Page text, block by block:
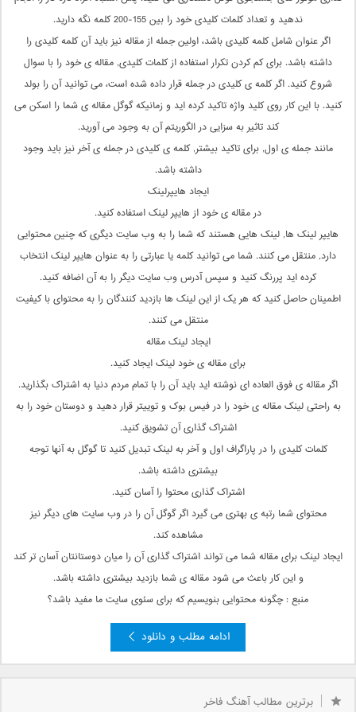
ندهید و تعداد کلمات کلیدی خود را بین 155-200 کلمه نگه دارید.
اگر عنوان شامل کلمه کلیدی باشد، اولین جمله از مقاله نیز باید آن کلمه کلیدی را
داشته باشد. برای کم کردن تکرار استفاده از کلمات کلیدی, مقاله ی خود را با سوال
شروع کنید. اگر کلمه ی کلیدی در جمله قرار داده شده است، می توانید آن را بولد
کنید. با این کار روی کلید واژه تاکید کرده اید و زمانیکه گوگل مقاله ی شما را اسکن می
کند تاثیر به سزایی در الگوریتم آن به وجود می آورید.
مانند جمله ی اول, برای تاکید بیشتر, کلمه ی کلیدی در جمله ی آخر نیز باید وجود
داشته باشد.
ایجاد هایپرلینک
در مقاله ی خود از هایپر لینک استفاده کنید.
هایپر لینک ها, لینک هایی هستند که شما را به وب سایت دیگری که چنین محتوایی
دارد, منتقل می کنند. شما می توانید کلمه یا عبارتی را به عنوان هایپر لینک انتخاب
کرده اید پررنگ کنید و سپس آدرس وب سایت دیگر را به آن اضافه کنید.
اطمینان حاصل کنید که هر یک از این لینک ها بازدید کنندگان را به محتوای با کیفیت
منتقل می کنند.
ایجاد لینک مقاله
برای مقاله ی خود لینک ایجاد کنید.
اگر مقاله ی فوق العاده ای نوشته اید باید آن را با تمام مردم دنیا به اشتراک بگذارید.
به راحتی لینک مقاله ی خود را در فیس بوک و توییتر قرار دهید و دوستان خود را به
اشتراک گذاری آن تشویق کنید.
کلمات کلیدی را در پاراگراف اول و آخر به لینک تبدیل کنید تا گوگل به آنها توجه
بیشتری داشته باشد.
اشتراک گذاری محتوا را آسان کنید.
محتوای شما رتبه ی بهتری می گیرد اگر گوگل آن را در وب سایت های دیگر نیز
مشاهده کند.
ایجاد لینک برای مقاله شما می تواند اشتراک گذاری آن را میان دوستانتان آسان تر کند
و این کار باعث می شود مقاله ی شما بازدید بیشتری داشته باشد.
منبع : چگونه محتوایی بنویسیم که برای سئوی سایت ما مفید باشد؟
ادامه مطلب و دانلود
برترین مطالب آهنگ فاخر